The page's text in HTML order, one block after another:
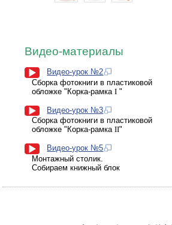
Видео-материалы
Видео-урок №2
Сборка фотокниги впластиковой
обложке "Корка-рамкаI "
Видео-урок №3
Сборка фотокниги в пластиковой
обложке "Корка-рамкаII"
Видео-урок №5
Монтажный столик.
Собираем книжный блок